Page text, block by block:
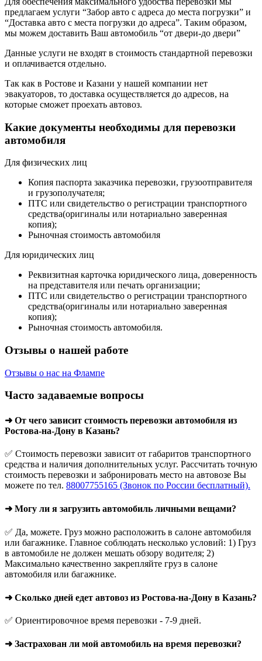
предлагаем услуги “Забор авто с адреса до места погрузки” и
“Доставка авто с места погрузки до адреса”. Таким образом,
мы можем доставить Ваш автомобиль “от двери-до двери”
Данные услуги не входят в стоимость стандартной перевозки
и оплачивается отдельно.
Так как в Ростове и Казани у нашей компании нет
эвакуаторов, то доставка осуществляется до адресов, на
которые сможет проехать автовоз.
Какие документы необходимы для перевозки
автомобиля
Для физических лиц
Копия паспорта заказчика перевозки, грузоотправителя
и грузополучателя;
ПТС или свидетельство о регистрации транспортного
средства(оригиналы или нотариально заверенная
копия);
Рыночная стоимость автомобиля
Для юридических лиц
Реквизитная карточка юридического лица, доверенность
на представителя или печать организации;
ПТС или свидетельство о регистрации транспортного
средства(оригиналы или нотариально заверенная
копия);
Рыночная стоимость автомобиля.
Отзывы о нашей работе
Отзывы о нас на Флампе
Часто задаваемые вопросы
➜ От чего зависит стоимость перевозки автомобиля из
Ростова-на-Дону в Казань?
✅ Стоимость перевозки зависит от габаритов транспортного
средства и наличия дополнительных услуг. Рассчитать точную
стоимость перевозки и забронировать место на автовозе Вы
можете по тел. 88007755165 (Звонок по России бесплатный).
➜ Могу ли я загрузить автомобиль личными вещами?
✅ Да, можете. Груз можно расположить в салоне автомобиля
или багажнике. Главное соблюдать несколько условий: 1) Груз
в автомобиле не должен мешать обзору водителя; 2)
Максимально качественно закрепляйте груз в салоне
автомобиля или багажнике.
➜ Сколько дней едет автовоз из Ростова-на-Дону в Казань?
✅ Ориентировочное время перевозки - 7-9 дней.
➜ Застрахован ли мой автомобиль на время перевозки?